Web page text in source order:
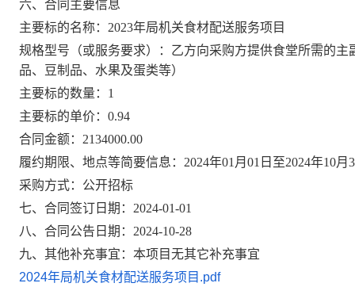
六、合同主要信息
主要标的名称：2023年局机关食材配送服务项目
规格型号（或服务要求）：乙方向采购方提供食堂所需的
品、豆制品、水果及蛋类等）
主要标的数量：1
主要标的单价：0.94
合同金额：2134000.00
履约期限、地点等简要信息：2024年01月01日至2024年10
采购方式：公开招标
七、合同签订日期：2024-01-01
八、合同公告日期：2024-10-28
九、其他补充事宜：本项目无其它补充事宜
2024年局机关食材配送服务项目.pdf